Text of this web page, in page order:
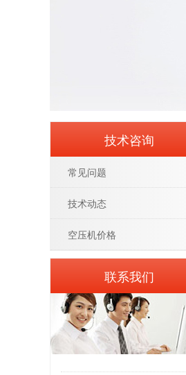
技术咨询
常见问题
技术动态
空压机价格
联系我们